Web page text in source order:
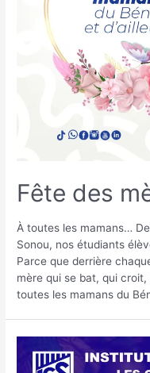
Fête des
À toutes les mamans…
Sonou, nos étudiants
Parce que derrière
mère qui se bat, qui
toutes les mamans du